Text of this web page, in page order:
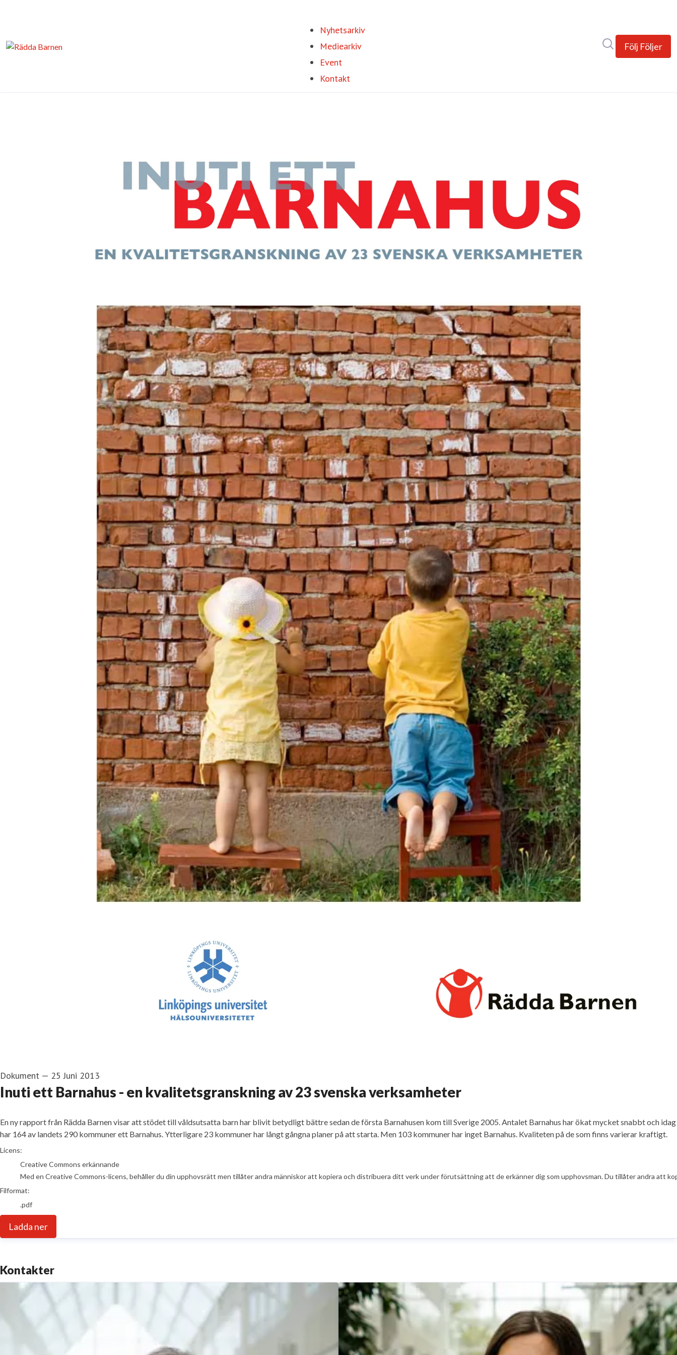
Nyhetsarkiv
Mediearkiv
Event
Kontakt
Följ Följer
Dokument — 25 Juni 2013
Inuti ett Barnahus - en kvalitetsgranskning av 23 svenska verksamheter
En ny rapport från Rädda Barnen visar att stödet till våldsutsatta barn har blivit betydligt bättre sedan de första Barnahusen kom till Sverige 2005. Antalet Barnahus har ökat mycket snabbt och idag
har 164 av landets 290 kommuner ett Barnahus. Ytterligare 23 kommuner har långt gångna planer på att starta. Men 103 kommuner har inget Barnahus. Kvaliteten på de som finns varierar kraftigt.
go to media item
Licens:
Creative Commons erkännande
Med en Creative Commons-licens, behåller du din upphovsrätt men tillåter andra människor att kopiera och distribuera ditt verk under förutsättning att de erkänner dig som upphovsman. Du tillåter andra att
Filformat:
.pdf
Ladda ner
Kontakter